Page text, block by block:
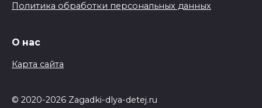
Политика обработки персональных данных
О нас
Карта сайта
© 2020-2026 Zagadki-dlya-detej.ru